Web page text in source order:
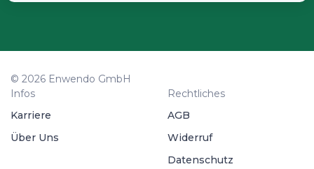
© 2026 Enwendo GmbH
Infos
Karriere
Über Uns
Rechtliches
AGB
Widerruf
Datenschutz